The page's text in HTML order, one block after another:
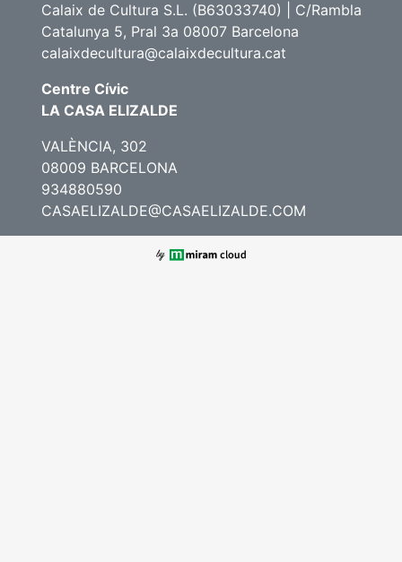
Calaix de Cultura S.L. (B63033740) | C/Rambla
Catalunya 5, Pral 3a 08007 Barcelona
calaixdecultura@calaixdecultura.cat
Centre Cívic
LA CASA ELIZALDE
VALÈNCIA, 302
08009 BARCELONA
934880590
CASAELIZALDE@CASAELIZALDE.COM